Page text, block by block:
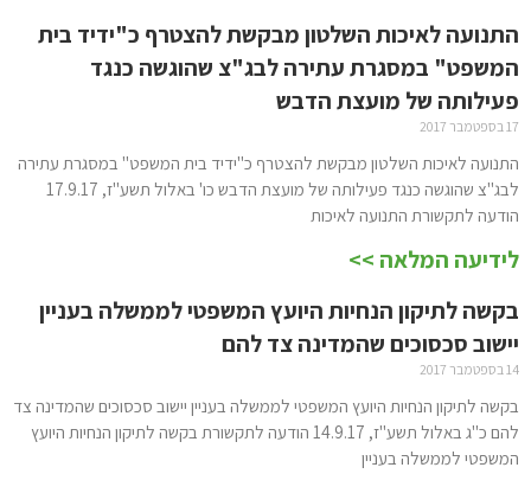
התנועה לאיכות השלטון מבקשת להצטרף כ"ידיד בית
המשפט" במסגרת עתירה לבג"צ שהוגשה כנגד
פעילותה של מועצת הדבש
17 בספטמבר 2017
התנועה לאיכות השלטון מבקשת להצטרף כ"ידיד בית המשפט" במסגרת עתירה
לבג"צ שהוגשה כנגד פעילותה של מועצת הדבש כו' באלול תשע"ז, 17.9.17
הודעה לתקשורת התנועה לאיכות
לידיעה המלאה >>
בקשה לתיקון הנחיות היועץ המשפטי לממשלה בעניין
יישוב סכסוכים שהמדינה צד להם
14 בספטמבר 2017
בקשה לתיקון הנחיות היועץ המשפטי לממשלה בעניין יישוב סכסוכים שהמדינה צד
להם כ"ג באלול תשע"ז, 14.9.17 הודעה לתקשורת בקשה לתיקון הנחיות היועץ
המשפטי לממשלה בעניין